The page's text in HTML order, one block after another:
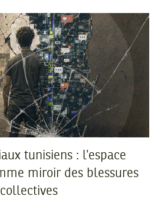
tunisiens : l’espace
miroir des blessures
collectives